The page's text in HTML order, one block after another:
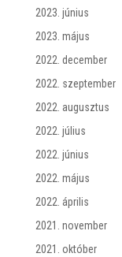
2023. június
2023. május
2022. december
2022. szeptember
2022. augusztus
2022. július
2022. június
2022. május
2022. április
2021. november
2021. október